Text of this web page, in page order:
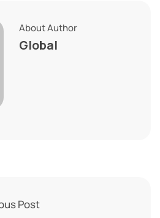
About Author
Global
Post